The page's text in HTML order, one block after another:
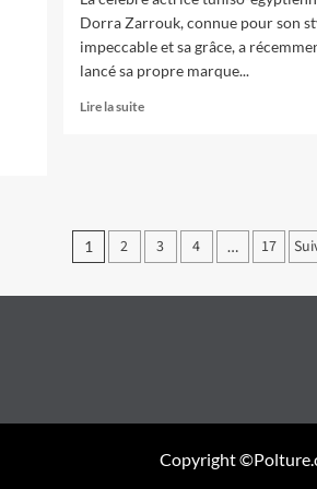
Dorra Zarrouk, connue pour son
impeccable et sa grâce, a
lancé sa propre marque...
Lire la suite
Pagination
des
1 2 3 4 … 17
Copyright